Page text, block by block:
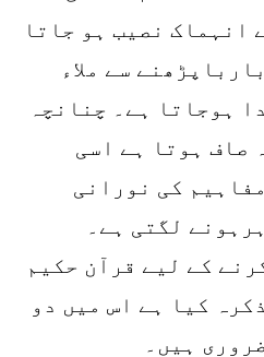
انہماک نصیب ہو جاتا
سے ملاء
ہوجاتا ہے۔ چنانچہ
صاف ہوتا ہے اسی
کی نورانی
لگتی ہے۔
کے لیے قرآن حکیم
کیا ہے اس میں دو
ہیں۔